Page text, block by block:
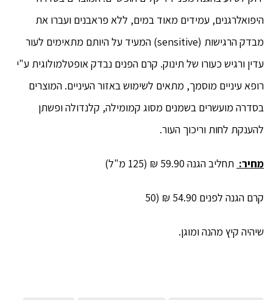
היפואלרגנים, עמידים מאוד במים, ללא פראבנים ועברו את
מבדק הרגישות (sensitive) המעיד על היותם מתאימים לעור
עדין ורגיש כעורו של תינוק. קרם הפנים נבדק אופטלמולוגית ע"י
רופא עיניים מוסמך, מתאים לשימוש באזור העיניים. המוצרים
בסדרה מועשרים בשמנים מסוג קמומילה, קלנדולה ופשתן
להענקת לחות וריכוך העור.
מחיר: תחליב הגנה 59.90 ₪ (125 מ"ל)
קרם הגנה לפנים 54.90 ₪ (50
שיהיה קיץ מהנה ומוגן.